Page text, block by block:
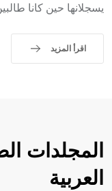
يسجلانها حين كانا
اقرأ المزيد
المجلدات
العربية